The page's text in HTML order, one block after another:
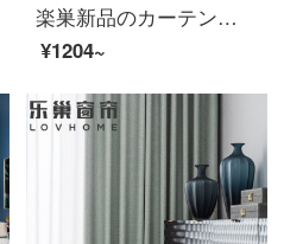
楽巣新品のカーテン製品の遮光に厚いカーテン布、高精密で現代簡単なリビングルームのカーテンフック穴を開けてカスタマイズしました。水墨年月は図1メートルの幅の価格です。
¥1204~